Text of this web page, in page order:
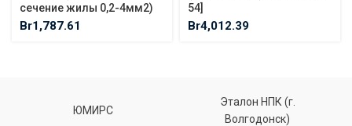
сечение жилы 0,2-4мм2)
Br1,787.61
54]
Br4,012.39
ЮМИРС
Эталон НПК (г.
Волгодонск)